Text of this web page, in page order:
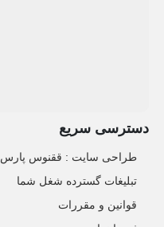
دسترسی سریع
طراحی سایت :‌ ققنوس پارس
تبلیغات گسترده شغل شما
قوانین و مقررات